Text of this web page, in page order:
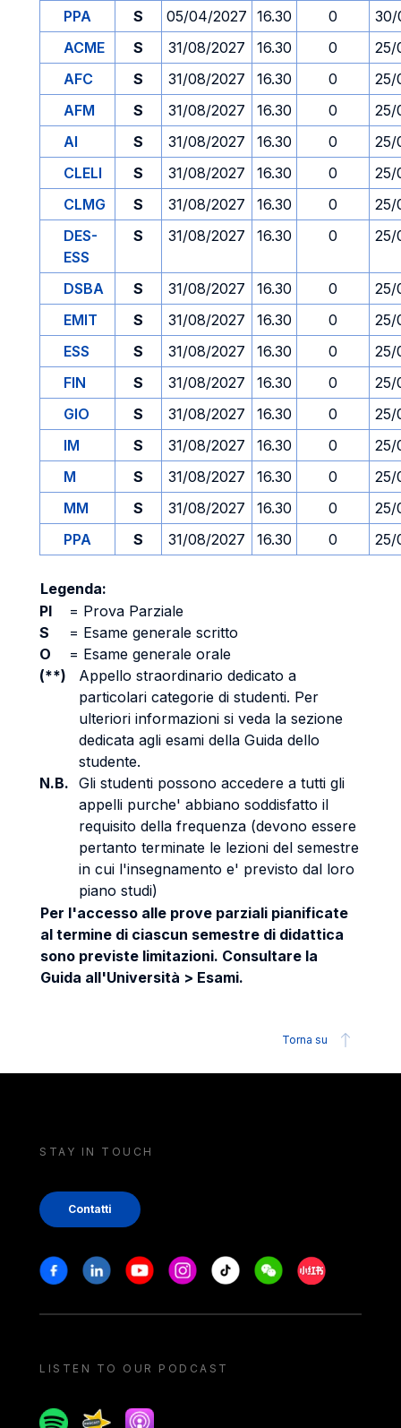
PPA S 05/04/2027 16.30 0
30/
ACME
S 31/08/2027 16.30 0
25/
AFC
S 31/08/2027 16.30 0
25/
AFM
S 31/08/2027 16.30 0
25/
AI
S 31/08/2027 16.30 0
25/
CLELI
S 31/08/2027 16.30 0
25/
CLMG
S 31/08/2027 16.30 0
25/
DES-
ESS
S 31/08/2027 16.30 0 25/
DSBA S 31/08/2027 16.30 0
25/
EMIT
S 31/08/2027 16.30 0
25/
ESS
S 31/08/2027 16.30 0
25/
FIN
S 31/08/2027 16.30 0
25/
GIO
S 31/08/2027 16.30 0
25/
IM
S 31/08/2027 16.30 0
25/
M
S 31/08/2027 16.30 0
25/
MM
S 31/08/2027 16.30 0
25/
PPA
S 31/08/2027 16.30 0 25/
Legenda:
PI
= Prova Parziale
S
= Esame generale scritto
O
= Esame generale orale
(**)
Appello straordinario dedicato a
particolari categorie di studenti. Per
ulteriori informazioni si veda la sezione
dedicata agli esami della Guida dello
studente.
N.B. Gli studenti possono accedere a tutti gli
appelli purche' abbiano soddisfatto il
requisito della frequenza (devono essere
pertanto terminate le lezioni del semestre
in cui l'insegnamento e' previsto dal loro
piano studi)
Per l'accesso alle prove parziali pianificate
al termine di ciascun semestre di didattica
sono previste limitazioni. Consultare la
Guida all'Università > Esami.
Torna su
STAY IN TOUCH
Contatti
Stay in touch
FacebookLinkedinYoutubeInstagram
Tiktok WeechatXiaohongshu/
LISTEN TO OUR PODCAST
SpotifySpreakerApple podcast